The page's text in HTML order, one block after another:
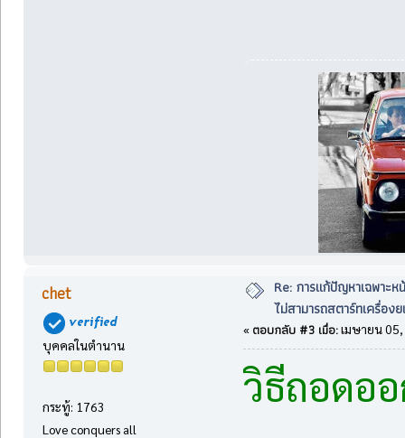
chet
บุคคลในตำนาน
กระทู้: 1763
Love conquers all
Re: การแก้ปัญหาเฉพาะ
ไม่สามารถสตาร์ทเครื่อง
« ตอบกลับ #3 เมื่อ:เมษายน
วิธีถอดอ